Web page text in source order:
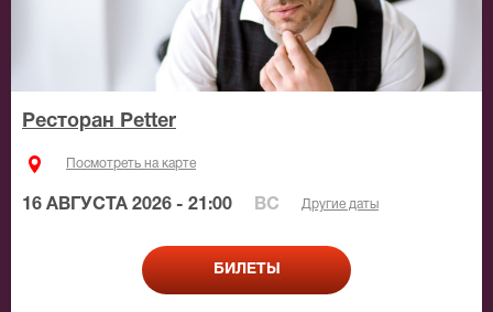
Ресторан Petter
Посмотреть на карте
16 АВГУСТА 2026 - 21:00 ВС Другие даты
БИЛЕТЫ